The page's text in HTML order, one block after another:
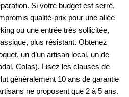
Si votre budget est serré,
qualité-prix pour une allée
ou une entrée très sollicitée,
plus résistant. Obtenez
un d’un artisan local, un de
Colas). Lisez les clauses de
généralement 10 ans de garantie
ne proposent que 2 à 5 ans.